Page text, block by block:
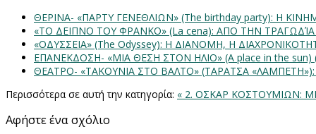
ΘΕΡΙΝΑ- «ΠΑΡΤΥ ΓΕΝΕΘΛΙΩΝ» (The birthday party): H
«ΤΟ ΔΕΙΠΝΟ ΤΟΥ ΦΡΑΝΚΟ» (La cena): ΑΠΟ ΤΗΝ
«ΟΔΥΣΣΕΙΑ» (The Odyssey): Η ΔΙΑΝΟΜΗ, Η
ΕΠΑΝΕΚΔΟΣΗ- «ΜΙΑ ΘΕΣΗ ΣΤΟΝ ΗΛΙΟ» (Α place in the
ΘΕΑΤΡΟ- «ΤΑΚΟΥΝΙΑ ΣΤΟ ΒΑΛΤΟ» (ΤΑΡΑΤΣΑ
Περισσότερα σε αυτή την κατηγορία: « 2. ΟΣΚΑΡ ΚΟΣΤΟΥΜΙΩΝ:
Αφήστε ένα σχόλιο